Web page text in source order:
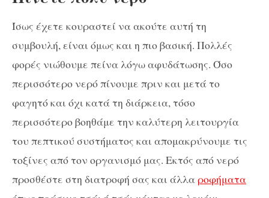
Ίσως έχετε κουραστεί να ακούτε αυτή τη
συμβουλή, είναι όμως και η πιο βασική. Πολλές
φορές νιώθουμε πείνα λόγω αφυδάτωσης. Όσο
περισσότερο νερό πίνουμε πριν και μετά το
φαγητό και όχι κατά τη διάρκεια, τόσο
περισσότερο βοηθάμε την καλύτερη λειτουργία
του πεπτικού συστήματος και απομακρύνουμε τις
τοξίνες από τον οργανισμό μας. Εκτός από νερό
προσθέστε στη διατροφή σας και άλλαροφήματα